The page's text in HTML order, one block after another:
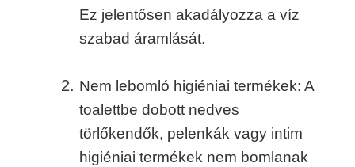
Ez jelentősen akadályozza a víz
szabad áramlását.
Nem lebomló higiéniai termékek: A
toalettbe dobott nedves
törlőkendők, pelenkák vagy intim
higiéniai termékek nem bomlanak